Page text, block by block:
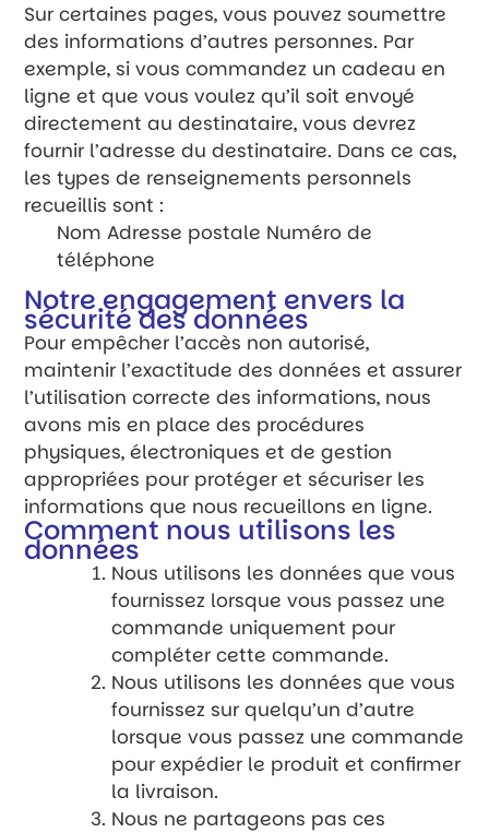
Sur certaines pages, vous pouvez soumettre
des informations d’autres personnes. Par
exemple, si vous commandez un cadeau en
ligne et que vous voulez qu’il soit envoyé
directement au destinataire, vous devrez
fournir l’adresse du destinataire. Dans ce cas,
les types de renseignements personnels
recueillis sont :
Nom Adresse postale Numéro de
téléphone
Notre engagement envers la
sécurité des données
Pour empêcher l’accès non autorisé,
maintenir l’exactitude des données et assurer
l’utilisation correcte des informations, nous
avons mis en place des procédures
physiques, électroniques et de gestion
appropriées pour protéger et sécuriser les
informations que nous recueillons en ligne.
Comment nous utilisons les
données
Nous utilisons les données que vous
fournissez lorsque vous passez une
commande uniquement pour
compléter cette commande.
Nous utilisons les données que vous
fournissez sur quelqu’un d’autre
lorsque vous passez une commande
pour expédier le produit et confirmer
la livraison.
Nous ne partageons pas ces